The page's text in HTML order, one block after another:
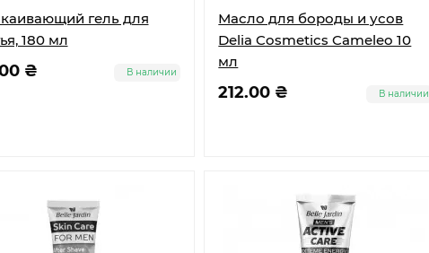
гель для
180 мл
₴ В наличии
Масло для бороды и усов
Delia Cosmetics Cameleo 10
мл
212.00 ₴ В наличии